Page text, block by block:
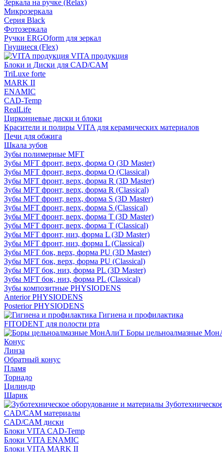
Зеркала на ручке (Relax)
Микрозеркала
Серия Black
Фотозеркала
Ручки ERGOform для зеркал
Гнущиеся (Flex)
VITA продукция
Блоки и Диски для CAD/CAM
TriLuxe forte
MARK II
ENAMIC
CAD-Temp
RealLife
Циркониевые диски и блоки
Красители и полиры VITA для керамических материалов
Печи для обжига
Шкала зубов
Зубы полимерные MFT
Зубы MFT фронт, верх, форма O (3D Master)
Зубы MFT фронт, верх, форма O (Classical)
Зубы MFT фронт, верх, форма R (3D Master)
Зубы MFT фронт, верх, форма R (Classical)
Зубы MFT фронт, верх, форма S (3D Master)
Зубы MFT фронт, верх, форма S (Classical)
Зубы MFT фронт, верх, форма T (3D Master)
Зубы MFT фронт, верх, форма T (Classical)
Зубы MFT фронт, низ, форма L (3D Master)
Зубы MFT фронт, низ, форма L (Classical)
Зубы MFT бок, верх, форма PU (3D Master)
Зубы MFT бок, верх, форма PU (Classical)
Зубы MFT бок, низ, форма PL (3D Master)
Зубы MFT бок, низ, форма PL (Classical)
Зубы композитные PHYSIODENS
Anterior PHYSIODENS
Posterior PHYSIODENS
Гигиена и профилактика
FITODENT для полости рта
Боры цельноалмазные
Конус
Линза
Обратный конус
Пламя
Торнадо
Цилиндр
Шарик
CAD/CAM материалы
CAD/CAM диски
Блоки VITA CAD-Temp
Блоки VITA ENAMIC
Блоки VITA MARK II